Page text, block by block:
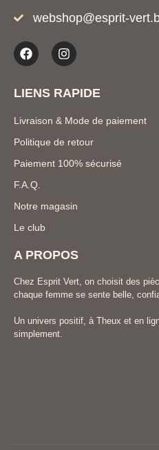
webshop@esprit-
LIENS RAPIDE
Livraison & Mode de paiement
Politique de retour
Paiement 100% sécurisé
F.A.Q.
Notre magasin
Le club
A PROPOS
Chez Esprit Vert, on choisit des
chaque femme se sente belle,
Un univers positif, à Theux et en
simplement.